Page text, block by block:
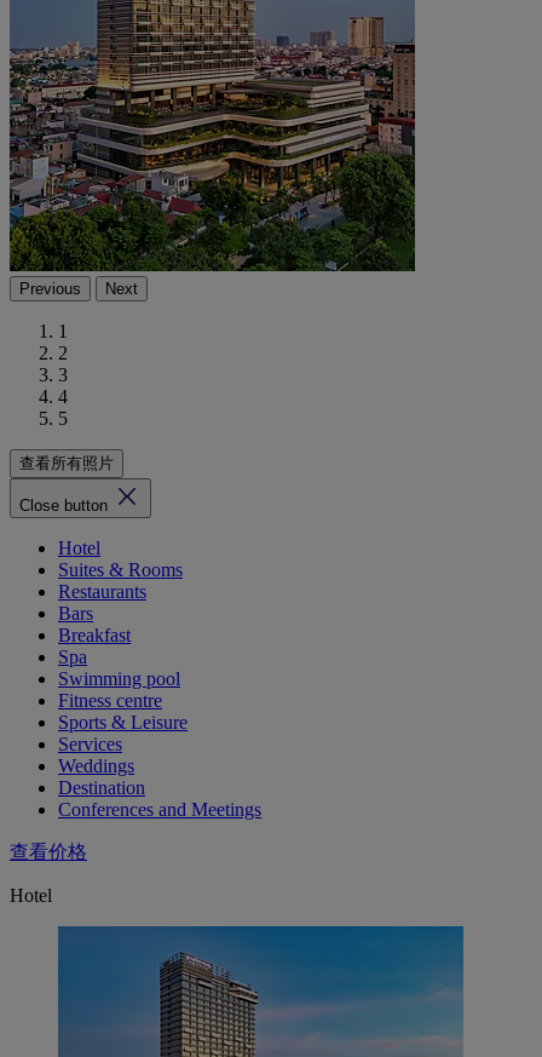
Previous Next
1
2
3
4
5
查看所有照片
Close button
Hotel
Suites & Rooms
Restaurants
Bars
Breakfast
Spa
Swimming pool
Fitness centre
Sports & Leisure
Services
Weddings
Destination
Conferences and Meetings
查看价格
Hotel